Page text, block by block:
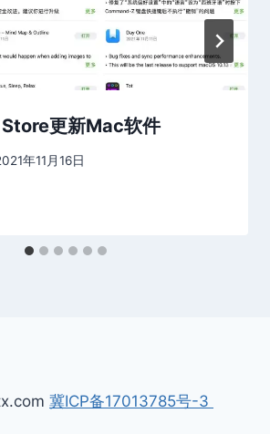
更新Mac软件
年11月16日
冀ICP备17013785号-3